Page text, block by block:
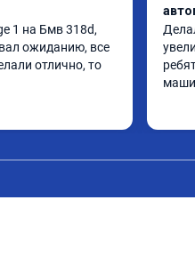
1 на Бмв 318d,
ожиданию, все
отлично, то